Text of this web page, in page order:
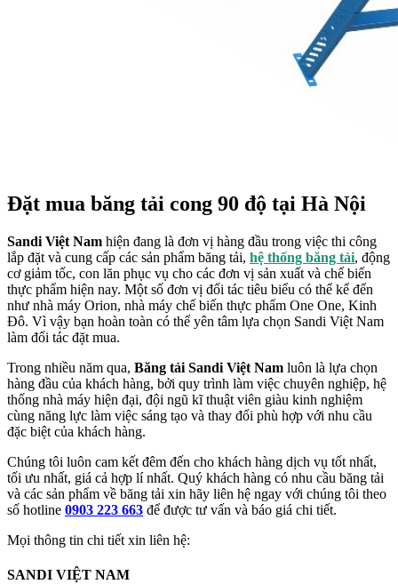
Đặt mua băng tải cong 90 độ tại Hà Nội
Sandi Việt Nam hiện đang là đơn vị hàng đầu trong việc thi công
lắp đặt và cung cấp các sản phẩm băng tải, hệ thống băng tải, động
cơ giảm tốc, con lăn phục vụ cho các đơn vị sản xuất và chế biến
thực phẩm hiện nay. Một số đơn vị đối tác tiêu biểu có thể kể đến
như nhà máy Orion, nhà máy chế biến thực phẩm One One, Kinh
Đô. Vì vậy bạn hoàn toàn có thể yên tâm lựa chọn Sandi Việt Nam
làm đối tác đặt mua.
Trong nhiều năm qua, Băng tải Sandi Việt Nam luôn là lựa chọn
hàng đầu của khách hàng, bởi quy trình làm việc chuyên nghiệp, hệ
thống nhà máy hiện đại, đội ngũ kĩ thuật viên giàu kinh nghiệm
cùng năng lực làm việc sáng tạo và thay đổi phù hợp với nhu cầu
đặc biệt của khách hàng.
Chúng tôi luôn cam kết đêm đến cho khách hàng dịch vụ tốt nhất,
tối ưu nhất, giá cả hợp lí nhất. Quý khách hàng có nhu cầu băng tải
và các sản phẩm về băng tải xin hãy liên hệ ngay với chúng tôi theo
số hotline 0903 223 663 để được tư vấn và báo giá chi tiết.
Mọi thông tin chi tiết xin liên hệ:
SANDI VIỆT NAM